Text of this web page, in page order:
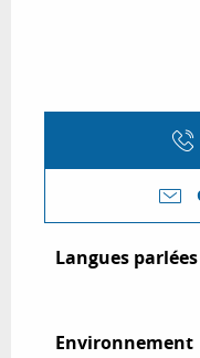
Langues parlées
Langues parlées
Environnement
Environnement